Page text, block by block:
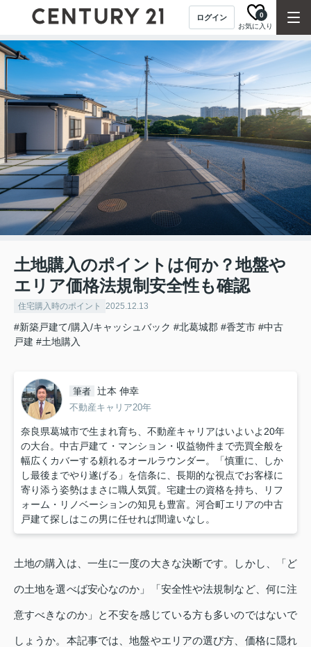
ログイン
お気に入り
0
土地購入のポイントは何か？地盤や
エリア価格法規制安全性も確認
住宅購入時のポイント 2025.12.13
#新築戸建て/購入/キャッシュバック #北葛城郡 #香芝市 #中古
戸建 #土地購入
筆者 辻本 伸幸
不動産キャリア20年
奈良県葛城市で生まれ育ち、不動産キャリアはいよいよ20年
の大台。中古戸建て・マンション・収益物件まで売買全般を
幅広くカバーする頼れるオールラウンダー。「慎重に、しか
し最後までやり遂げる」を信条に、長期的な視点でお客様に
寄り添う姿勢はまさに職人気質。宅建士の資格を持ち、リフ
ォーム・リノベーションの知見も豊富。河合町エリアの中古
戸建て探しはこの男に任せれば間違いなし。
土地の購入は、一生に一度の大きな決断です。しかし、「ど
の土地を選べば安心なのか」「安全性や法規制など、何に注
意すべきなのか」と不安を感じている方も多いのではないで
しょうか。本記事では、地盤やエリアの選び方、価格に隠れ